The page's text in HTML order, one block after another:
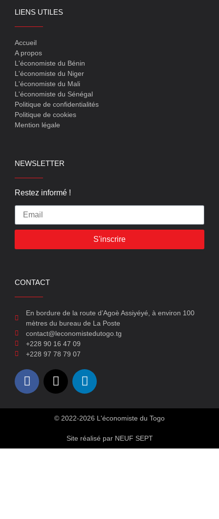
LIENS UTILES
Accueil
A propos
L'économiste du Bénin
L'économiste du Niger
L'économiste du Mali
L'économiste du Sénégal
Politique de confidentialités
Politique de cookies
Mention légale
NEWSLETTER
Restez informé !
S'inscrire
CONTACT
En bordure de la route d’Agoè Assiyéyé, à environ 100
mètres du bureau de La Poste
contact@leconomistedutogo.tg
+228 90 16 47 09
+228 97 78 79 07
© 2022-2026 L'économiste du Togo
Site réalisé par NEUF SEPT